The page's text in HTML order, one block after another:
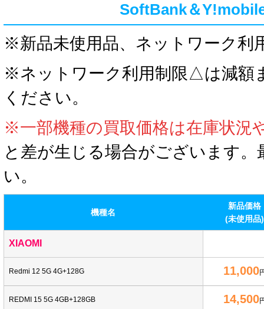
SoftBank＆
※新品未使用品、ネットワーク利
※ネットワーク利用制限△は減額
ください。
※一部機種の買取価格は在庫状況
と差が生じる場合がございます
い。
機種名
新品価格
(未使用品)
XIAOMI
Redmi 12 5G 4G+128G 11,000
REDMI 15 5G 4GB+128GB 14,500